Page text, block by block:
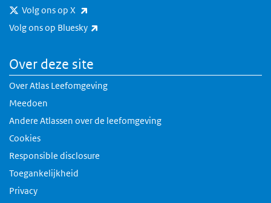
Volg ons op X
Volg ons op Bluesky
Over deze site
Over Atlas Leefomgeving
Meedoen
Andere Atlassen over de leefomgeving
Cookies
Responsible disclosure
Toegankelijkheid
Privacy